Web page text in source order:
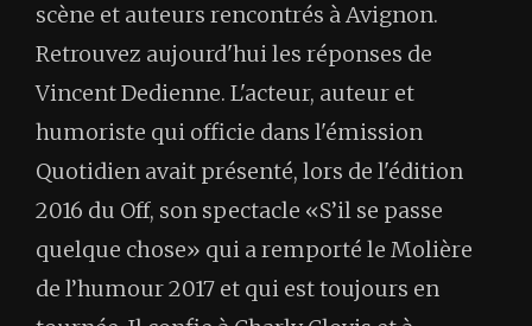
scène et auteurs rencontrés à Avignon.
Retrouvez aujourd'hui les réponses de
Vincent Dedienne. L'acteur, auteur et
humoriste qui officie dans l'émission
Quotidien avait présenté, lors de l'édition
2016 du Off, son spectacle «S’il se passe
quelque chose» qui a remporté le Molière
de l’humour 2017 et qui est toujours en